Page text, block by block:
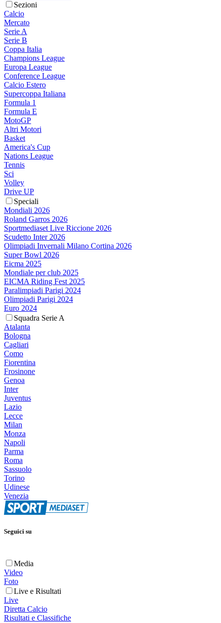
Sezioni
Calcio
Mercato
Serie A
Serie B
Coppa Italia
Champions League
Europa League
Conference League
Calcio Estero
Supercoppa Italiana
Formula 1
Formula E
MotoGP
Altri Motori
Basket
America's Cup
Nations League
Tennis
Sci
Volley
Drive UP
Speciali
Mondiali 2026
Roland Garros 2026
Sportmediaset Live Riccione 2026
Scudetto Inter 2026
Olimpiadi Invernali Milano Cortina 2026
Super Bowl 2026
Eicma 2025
Mondiale per club 2025
EICMA Riding Fest 2025
Paralimpiadi Parigi 2024
Olimpiadi Parigi 2024
Euro 2024
Squadra Serie A
Atalanta
Bologna
Cagliari
Como
Fiorentina
Frosinone
Genoa
Inter
Juventus
Lazio
Lecce
Milan
Monza
Napoli
Parma
Roma
Sassuolo
Torino
Udinese
Venezia
Seguici su
Media
Video
Foto
Live e Risultati
Live
Diretta Calcio
Risultati e Classifiche